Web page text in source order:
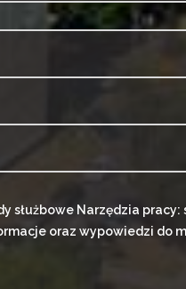
służbowe Narzędzia
oraz wypowiedzi do